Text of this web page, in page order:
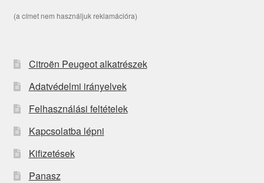
(a címet nem használjuk reklamációra)
Citroën Peugeot alkatrészek
Adatvédelmi irányelvek
Felhasználási feltételek
Kapcsolatba lépni
Kifizetések
Panasz